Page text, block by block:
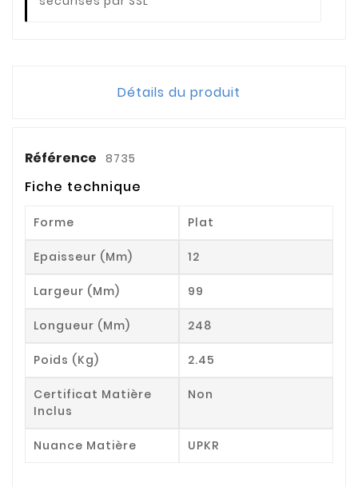
Détails du produit
Référence 8735
Fiche technique
Forme Plat
Epaisseur (mm) 12
Largeur (mm) 99
Longueur (mm) 248
Poids (kg) 2.45
Certificat Matière
Inclus
Non
Nuance Matière UPKR